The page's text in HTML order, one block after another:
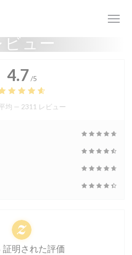
て
ビュー
4.7 /5
均 — 2311 レビュー
証明された評価